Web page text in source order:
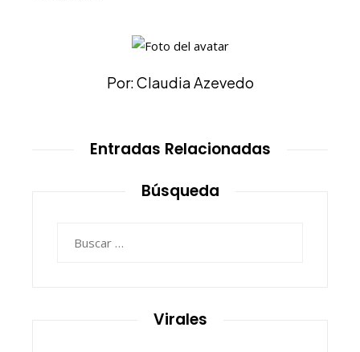
Por: Claudia Azevedo
Entradas Relacionadas
Búsqueda
Virales